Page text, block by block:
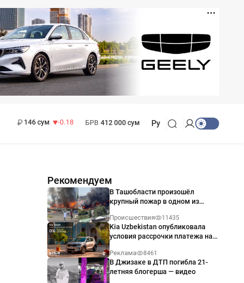
146 сум
-0.18
БРВ 412 000 сум Ру
Рекомендуем
В Ташобласти произошёл
крупный пожар в одном из
Происшествия 11435
Kia Uzbekistan опубликовала
условия рассрочки платежа на
годовых
Реклама 8461
В Джизаке в ДТП погибла 21-
летняя блогерша — видео